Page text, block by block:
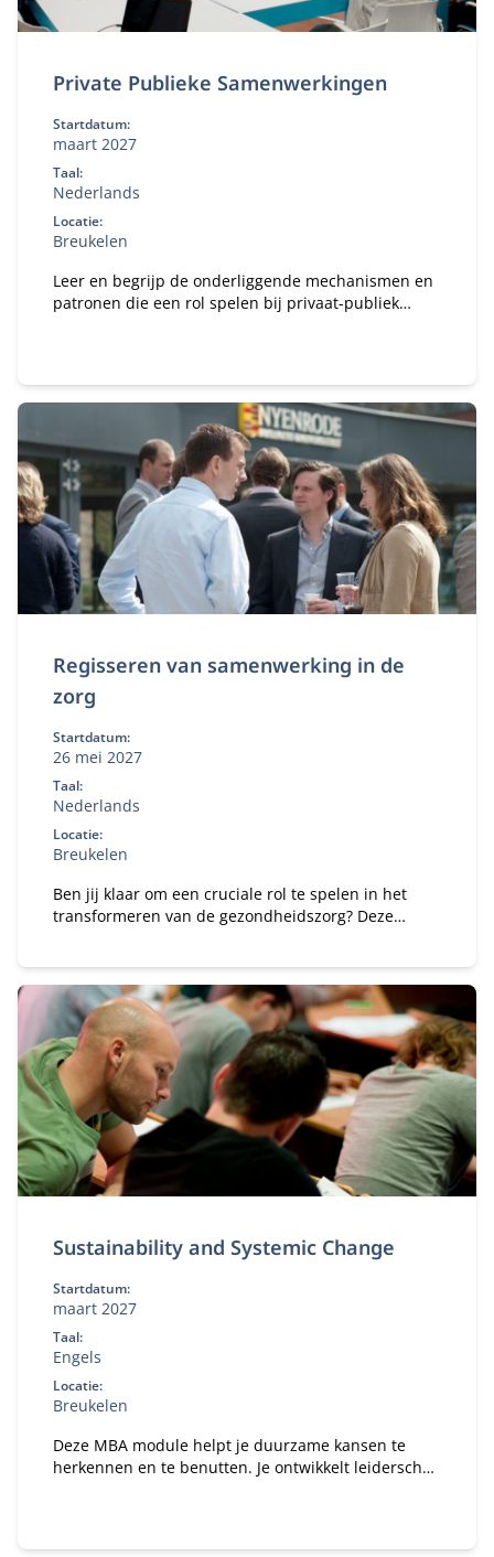
Private Publieke Samenwerkingen
Startdatum:
maart 2027
Taal:
Nederlands
Locatie:
Breukelen
Leer en begrijp de onderliggende mechanismen en
patronen die een rol spelen bij privaat-publiek
Regisseren van samenwerking in de
zorg
Startdatum:
26 mei 2027
Taal:
Nederlands
Locatie:
Breukelen
Ben jij klaar om een cruciale rol te spelen in het
transformeren van de gezondheidszorg? Deze
samenwerkingsverbanden te vernieuwen, te
verbeteren en te versnellen.
Sustainability and Systemic Change
Startdatum:
maart 2027
Taal:
Engels
Locatie:
Breukelen
Deze MBA module helpt je duurzame kansen te
herkennen en te benutten. Je ontwikkelt leiderschap